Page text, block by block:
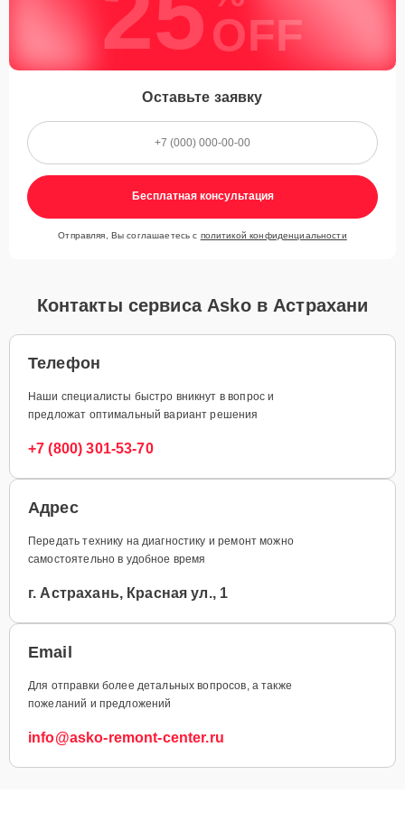
OFF
Оставьте заявку
Бесплатная консультация
Отправляя, Вы соглашаетесь с политикой конфиденциальности
Контакты сервиса Asko в Астрахани
Телефон
Наши специалисты быстро вникнут в вопрос и
предложат оптимальный вариант решения
+7 (800) 301-53-70
Адрес
Передать технику на диагностику и ремонт можно
самостоятельно в удобное время
г. Астрахань, Красная ул., 1
Email
Для отправки более детальных вопросов, а также
пожеланий и предложений
info@asko-remont-center.ru